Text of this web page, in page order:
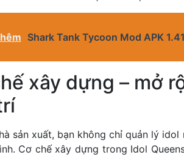
Shark Tank Tycoon Mod APK
xây dựng – mở
sản xuất, bạn không chỉ quản lý
Cơ chế xây dựng trong Idol